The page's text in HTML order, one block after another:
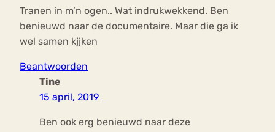
Tranen in m’n ogen.. Wat indrukwekkend. Ben
benieuwd naar de documentaire. Maar die ga ik
wel samen kjjken
Beantwoorden
Tine
15 april, 2019
Ben ook erg benieuwd naar deze